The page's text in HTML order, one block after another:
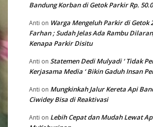
Bandung Korban di Getok Parkir Rp.
Anti on Warga Mengeluh Parkir di Getok
Farhan ; Sudah Jelas Ada Rambu
Kenapa Parkir Disitu
Anti on Statemen Dedi Mulyadi ‘ Tidak
Kerjasama Media ‘ Bikin Gaduh Insan
Anti on Mungkinkah Jalur Kereta Api
Ciwidey Bisa di Reaktivasi
Anti on Lebih Cepat dan Mudah Lewat